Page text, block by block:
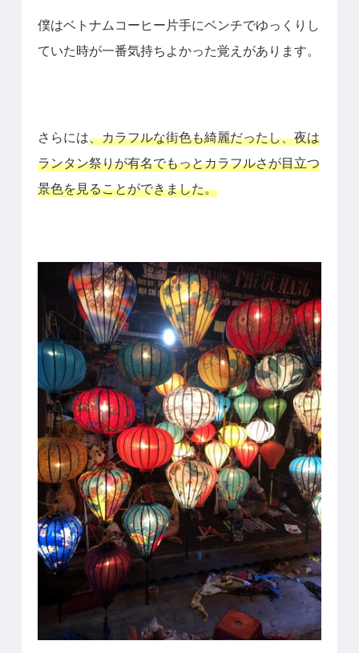
僕はベトナムコーヒー片手にベンチでゆっくりし
ていた時が一番気持ちよかった覚えがあります。
さらには、カラフルな街色も綺麗だったし、夜は
ランタン祭りが有名でもっとカラフルさが目立つ
景色を見ることができました。